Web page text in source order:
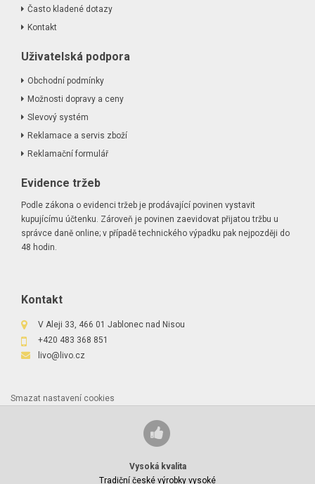
Často kladené dotazy
Kontakt
Uživatelská podpora
Obchodní podmínky
Možnosti dopravy a ceny
Slevový systém
Reklamace a servis zboží
Reklamační formulář
Evidence tržeb
Podle zákona o evidenci tržeb je prodávající povinen vystavit
kupujícímu účtenku. Zároveň je povinen zaevidovat přijatou tržbu u
správce daně online; v případě technického výpadku pak nejpozději do
48 hodin.
Kontakt
V Aleji 33, 466 01 Jablonec nad Nisou
+420 483 368 851
livo@livo.cz
Smazat nastavení cookies
Vysoká kvalita
Tradiční české výrobky vysoké